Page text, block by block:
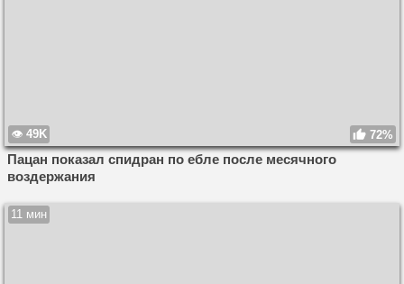
49K 72%
Пацан показал спидран по ебле после месячного
воздержания
11 мин